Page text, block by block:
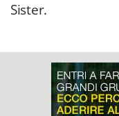
Sister.